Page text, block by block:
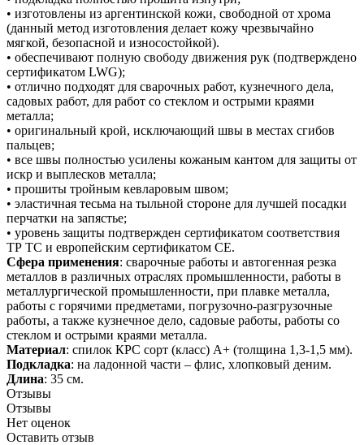
• изготовлены из аргентинской кожи, свободной от хрома
(данный метод изготовления делает кожу чрезвычайно
мягкой, безопасной и износостойкой).
• обеспечивают полную свободу движения рук (подтверждено
сертификатом LWG);
• отлично подходят для сварочных работ, кузнечного дела,
садовых работ, для работ со стеклом и острыми краями
металла;
• оригинальный крой, исключающий швы в местах сгибов
пальцев;
• все швы полностью усилены кожаным кантом для защиты от
искр и выплесков металла;
• прошиты тройным кевларовым швом;
• эластичная тесьма на тыльной стороне для лучшей посадки
перчатки на запястье;
• уровень защиты подтвержден сертификатом соответствия
ТР ТС и европейским сертификатом СЕ.
Сфера применения: сварочные работы и автогенная резка
металлов в различных отраслях промышленности, работы в
металлургической промышленности, при плавке металла,
работы с горячими предметами, погрузочно-разгрузочные
работы, а также кузнечное дело, садовые работы, работы со
стеклом и острыми краями металла.
Материал: спилок КРС сорт (класс) А+ (толщина 1,3-1,5 мм).
Подкладка: на ладонной части – флис, хлопковый деним.
Длина: 35 см.
Отзывы
Отзывы
Нет оценок
Оставить отзыв